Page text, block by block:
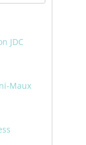
JDC
Maux